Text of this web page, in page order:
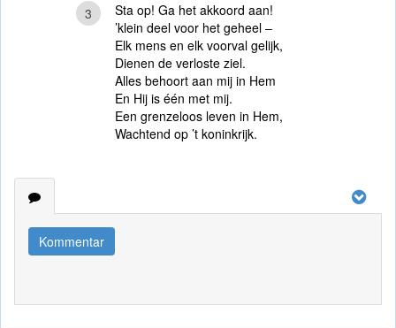
3
Sta op! Ga het akkoord aan!
’klein deel voor het geheel –
Elk mens en elk voorval gelijk,
Dienen de verloste ziel.
Alles behoort aan mij in Hem
En Hij is één met mij.
Een grenzeloos leven in Hem,
Wachtend op ’t koninkrijk.
Kommentar